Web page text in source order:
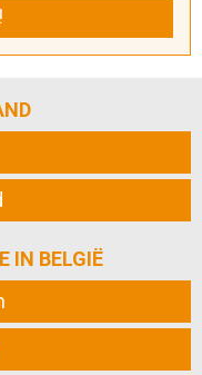
IN BELGIË